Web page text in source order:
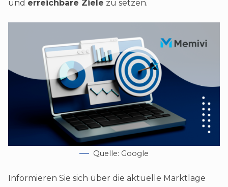
und erreichbare Ziele zu setzen.
Quelle: Google
Informieren Sie sich über die aktuelle Marktlage